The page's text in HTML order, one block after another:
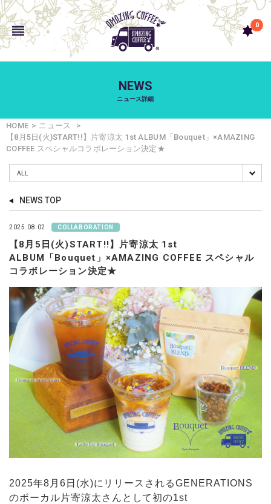
0
NEWS
ニュース詳細
HOME
ニュース
【8月5日(火)START!!】片寄涼太 1st ALBUM「Bouquet」×AMAZING
COFFEE スペシャルコラボレーション決定★
NEWS TOP
2025.08.02 COLLABORATION
【8月5日(火)START!!】片寄涼太 1st
ALBUM「Bouquet」×AMAZING COFFEE スペシャル
コラボレーション決定★
2025年8月6日(水)にリリースされるGENERATIONS
のボーカル片寄涼太さんとして初の1st